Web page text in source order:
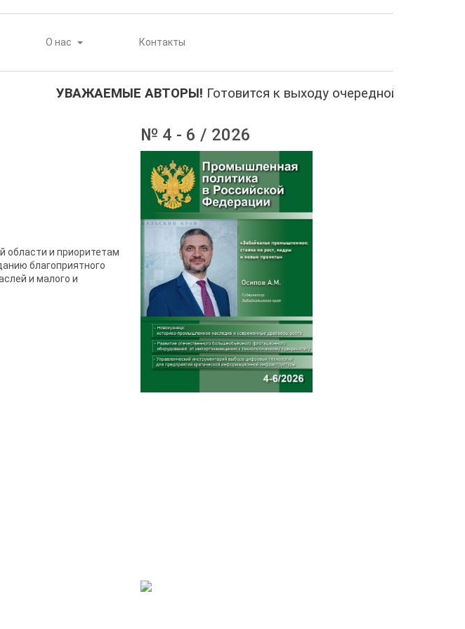
О нас Контакты
УВАЖАЕМЫЕ АВТОРЫ!Готовится к выходу очередной выпуск
области и приоритетам
благоприятного
и малого и
№ 4 - 6 / 2026